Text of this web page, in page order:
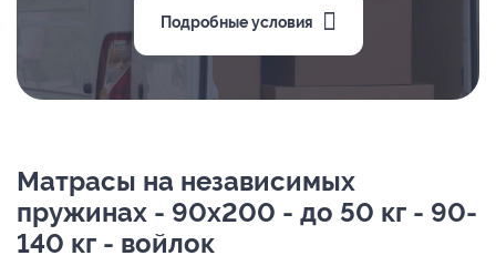
Подробные условия
Матрасы на независимых
пружинах - 90х200 - до 50 кг - 90-
140 кг - войлок